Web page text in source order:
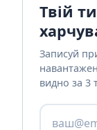
Твій
Записуй
видно за 3